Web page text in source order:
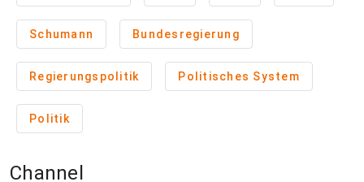
Schumann Bundesregierung
Regierungspolitik Politisches System
Politik
Channel